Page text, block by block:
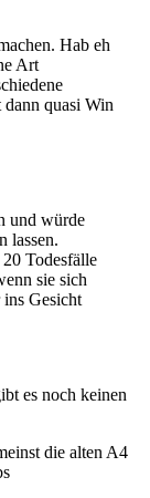
Hab eh
Art
dann quasi Win
und würde
lassen.
Todesfälle
sie sich
Gesicht
es noch keinen
die alten A4